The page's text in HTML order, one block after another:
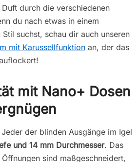
durch die verschiedenen
du nach etwas in einem
suchst, schau dir auch unseren
mit Karussellfunktion an, der das
mit Nano+ Dosen
der blinden Ausgänge im Igel
und 14 mm Durchmesser. Das
sind maßgeschneidert,